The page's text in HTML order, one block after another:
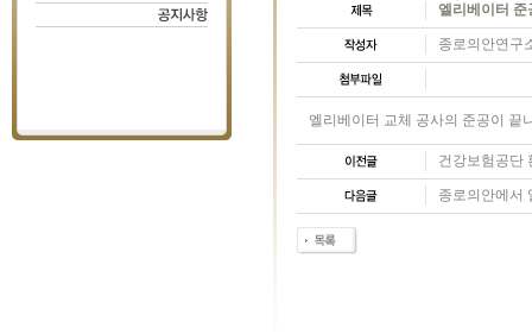
엘리베이터
종로의안연구
엘리베이터 교체 공사의 준공이 끝
건강보험공단
종로의안에서